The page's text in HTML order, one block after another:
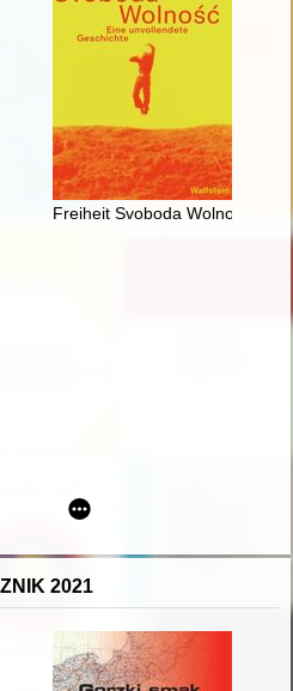
: II pielgrzymka Jana Pawła II
Freiheit Svoboda Wolność :
Karola Marksa
2021